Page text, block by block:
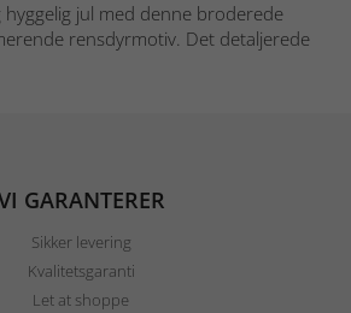
hyggelig jul med denne broderede
rensdyrmotiv. Det detaljerede
GARANTERER
Sikker levering
Kvalitetsgaranti
Let at shoppe